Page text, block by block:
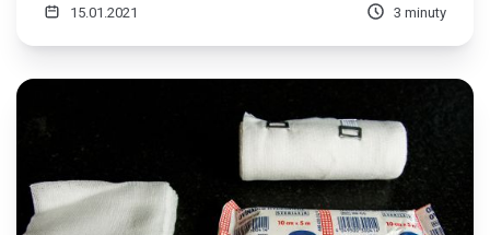
15.01.2021 3 minuty